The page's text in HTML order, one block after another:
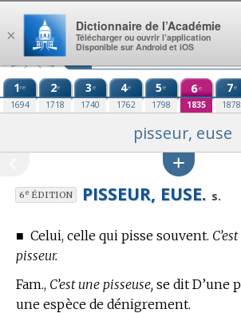
Aller au contenu
1re
1694
2e
1718
3e
1740
4e
1762
5e
1798
6e
1835
7e
1878
pisseur, euse
6eÉDITION PISSEUR, EUSE. s.
■ Celui, celle qui pisse souvent.
pisseur.
Fam., C’est une pisseuse, se dit D’une
une espèce de dénigrement.
×
Dictionnaire de l’Académie
Télécharger ou ouvrir l’application
Disponible sur Android et iOS